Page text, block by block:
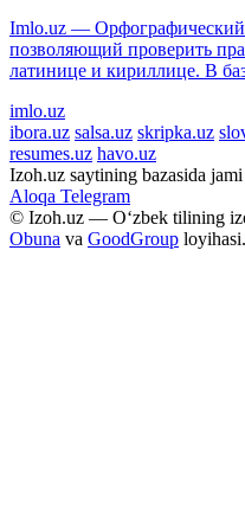
Imlo.uz — Орфографический
позволяющий проверить
латинице и кириллице. В
imlo.uz
ibora.uz salsa.uz skripka.uz
resumes.uz havo.uz
Izoh.uz saytining bazasida jami
Aloqa Telegram
© Izoh.uz — O‘zbek tilining
Obuna va GoodGroup loyihasi.